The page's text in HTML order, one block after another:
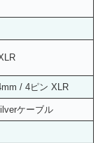
/ 4ピン XLR
ケーブル